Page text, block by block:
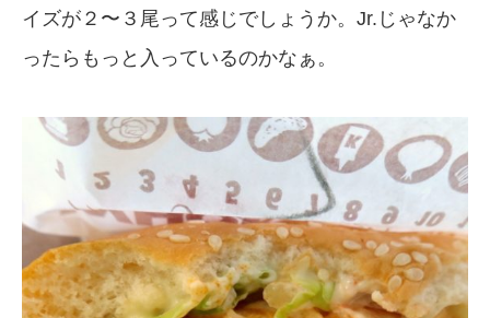
イズが２〜３尾って感じでしょうか。Jr.じゃなか
ったらもっと入っているのかなぁ。